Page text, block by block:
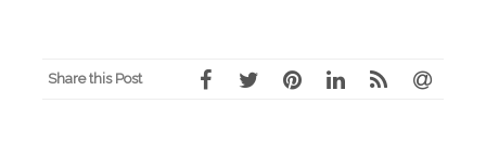
Share this Post